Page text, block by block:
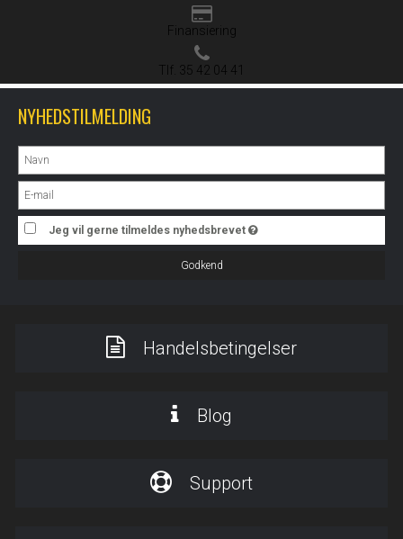
Finansiering
Tlf. 35 42 04 41
NYHEDSTILMELDING
Jeg vil gerne tilmeldes nyhedsbrevet
Godkend
Handelsbetingelser
Blog
Support